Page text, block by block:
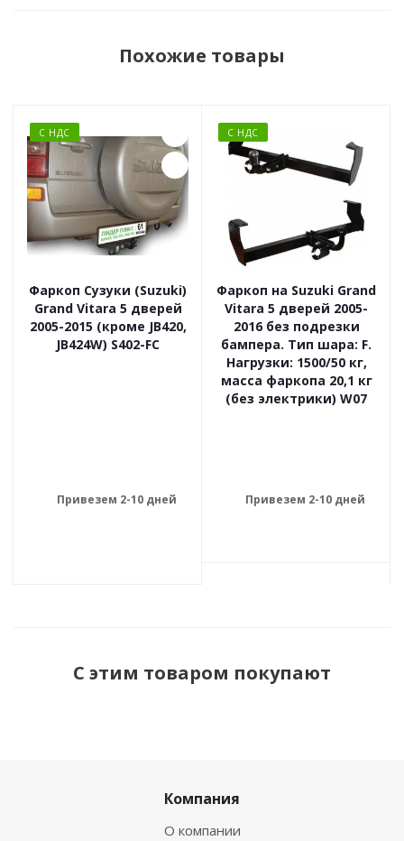
Похожие товары
С НДС
Фаркоп Сузуки (Suzuki)
Grand Vitara 5 дверей
2005-2015 (кроме JB420,
JB424W) S402-FC
Привезем 2-10 дней
С НДС
Фаркоп на Suzuki Grand
Vitara 5 дверей 2005-
2016 без подрезки
бампера. Тип шара: F.
Нагрузки: 1500/50 кг,
масса фаркопа 20,1 кг
(без электрики) W07
Привезем 2-10 дней
С этим товаром покупают
Компания
О компании